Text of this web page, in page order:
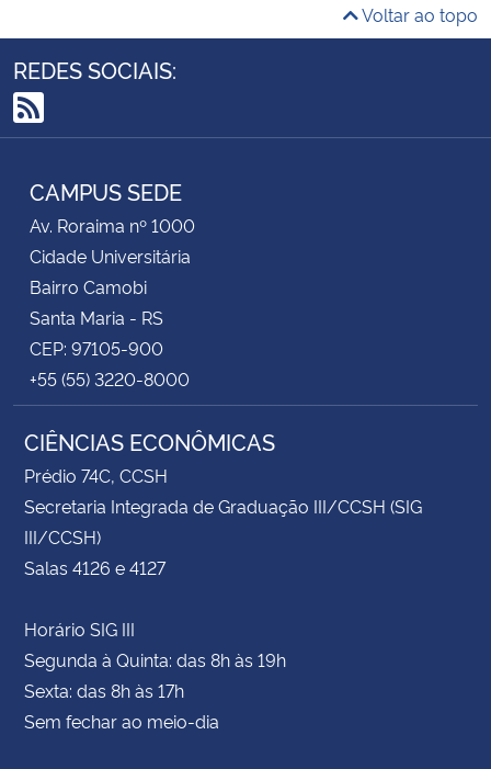
Voltar ao topo
REDES SOCIAIS:
RSS
CAMPUS SEDE
Av. Roraima nº 1000
Cidade Universitária
Bairro Camobi
Santa Maria - RS
CEP: 97105-900
+55 (55) 3220-8000
CIÊNCIAS ECONÔMICAS
Prédio 74C, CCSH
Secretaria Integrada de Graduação III/CCSH (SIG
III/CCSH)
Salas 4126 e 4127
Horário SIG III
Segunda à Quinta: das 8h às 19h
Sexta: das 8h às 17h
Sem fechar ao meio-dia